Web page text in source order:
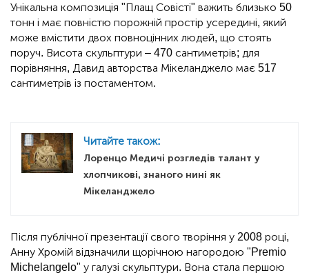
Унікальна композиція "Плащ Совісті" важить близько 50
тонн і має повністю порожній простір усередині, який
може вмістити двох повноцінних людей, що стоять
поруч. Висота скульптури – 470 сантиметрів; для
порівняння, Давид авторства Мікеланджело має 517
сантиметрів із постаментом.
Читайте також:
Лоренцо Медичі розгледів талант у
хлопчикові, знаного нині як
Мікеланджело
Після публічної презентації свого творіння у 2008 році,
Анну Хромій відзначили щорічною нагородою "Premio
Michelangelo" у галузі скульптури. Вона стала першою